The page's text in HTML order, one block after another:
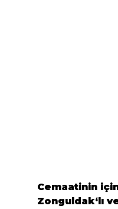
Cemaatinin
Zonguldak‘lı